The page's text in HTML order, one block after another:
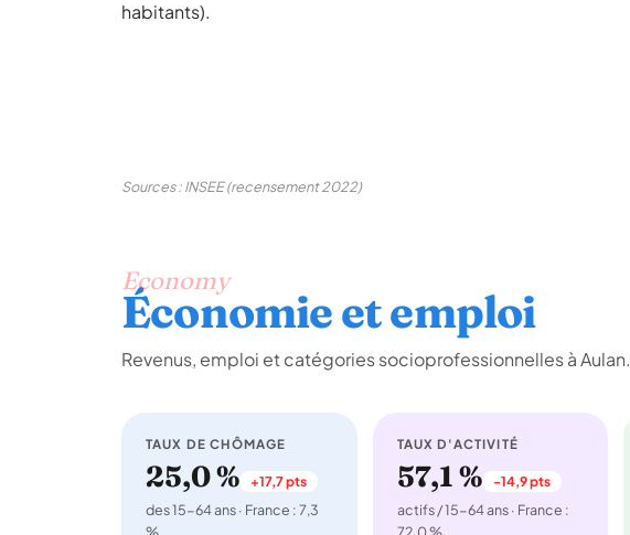
habitants).
Sources : INSEE (recensement 2022)
Economy
Économie et emploi
Revenus, emploi et catégories socioprofessionnelles à Aulan.
TAUX DE CHÔMAGE
25,0 % +17,7 pts
des 15-64 ans · France : 7,3
TAUX D'ACTIVITÉ
57,1 % -14,9 pts
actifs / 15-64 ans · France :